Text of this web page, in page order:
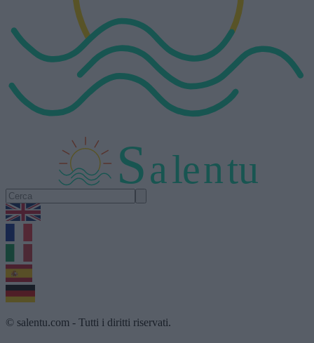
Salentu
© salentu.com - Tutti i diritti riservati.